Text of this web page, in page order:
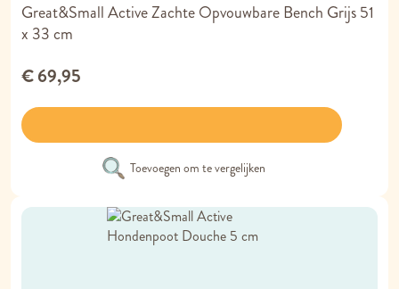
Great&Small Active Zachte Opvouwbare Bench Grijs 51
x 33 cm
€ 69,95
Toevoegen om te vergelijken